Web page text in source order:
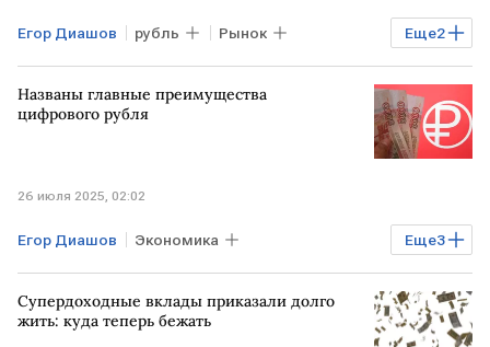
Еще2
Егор Диашов рубль Рынок
Опора России Курсы валют
Названы главные преимущества
цифрового рубля
26 июля 2025, 02:02
Еще3
Егор Диашов Экономика
Опора России Владимир Путин
Технологии цифровой рубль
Супердоходные вклады приказали долго
жить: куда теперь бежать